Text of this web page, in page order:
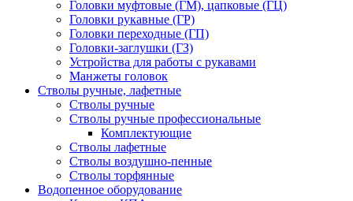
Головки муфтовые (ГМ), цапковые (ГЦ)
Головки рукавные (ГР)
Головки переходные (ГП)
Головки-заглушки (ГЗ)
Устройства для работы с рукавами
Манжеты головок
Стволы ручные, лафетные
Стволы ручные
Стволы ручные профессиональные
Комплектующие
Стволы лафетные
Стволы воздушно-пенные
Стволы торфянные
Водопенное оборудование